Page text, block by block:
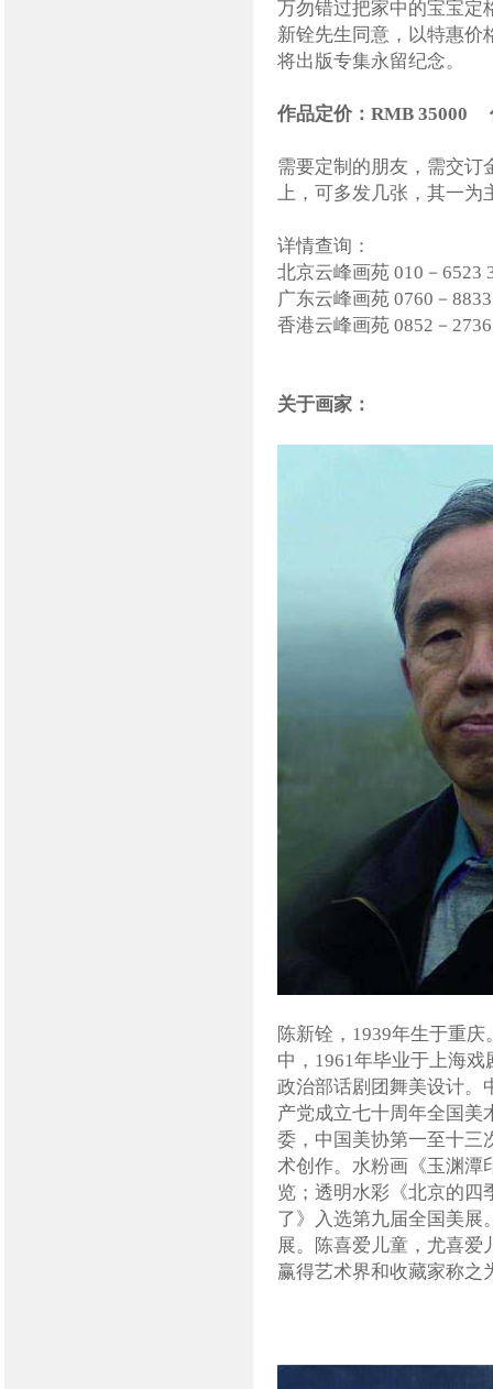
万勿错过把家中的宝宝定
新铨先生同意，以特惠价
将出版专集永留纪念。
作品定价：RMB 35000
需要定制的朋友，需交订
上，可多发几张，其一为
详情查询：
北京云峰画苑 010－6523
广东云峰画苑 0760－
香港云峰画苑 0852－
关于画家：
陈新铨，1939年生于重
中，1961年毕业于上海
政治部话剧团舞美设计。
产党成立七十周年全国美
委，中国美协第一至十三
术创作。水粉画《玉渊潭
览；透明水彩《北京的四
了》入选第九届全国美展
展。陈喜爱儿童，尤喜爱
赢得艺术界和收藏家称之